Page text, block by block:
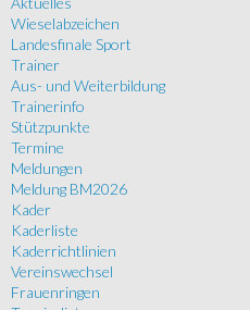
Wieselabzeichen
Landesfinale Sport
Trainer
Aus- und Weiterbildung
Trainerinfo
Stützpunkte
Termine
Meldungen
Meldung BM2026
Kader
Kaderliste
Kaderrichtlinien
Vereinswechsel
Frauenringen